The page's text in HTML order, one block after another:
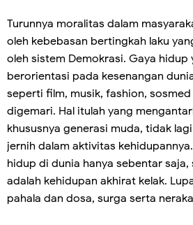
Turunnya moralitas dalam
oleh kebebasan bertingkah laku
oleh sistem Demokrasi. Gaya hidup
berorientasi pada kesenangan
seperti film, musik, fashion,
digemari. Hal itulah yang
khususnya generasi muda, tidak
jernih dalam aktivitas
hidup di dunia hanya sebentar
adalah kehidupan akhirat kelak.
pahala dan dosa, surga serta